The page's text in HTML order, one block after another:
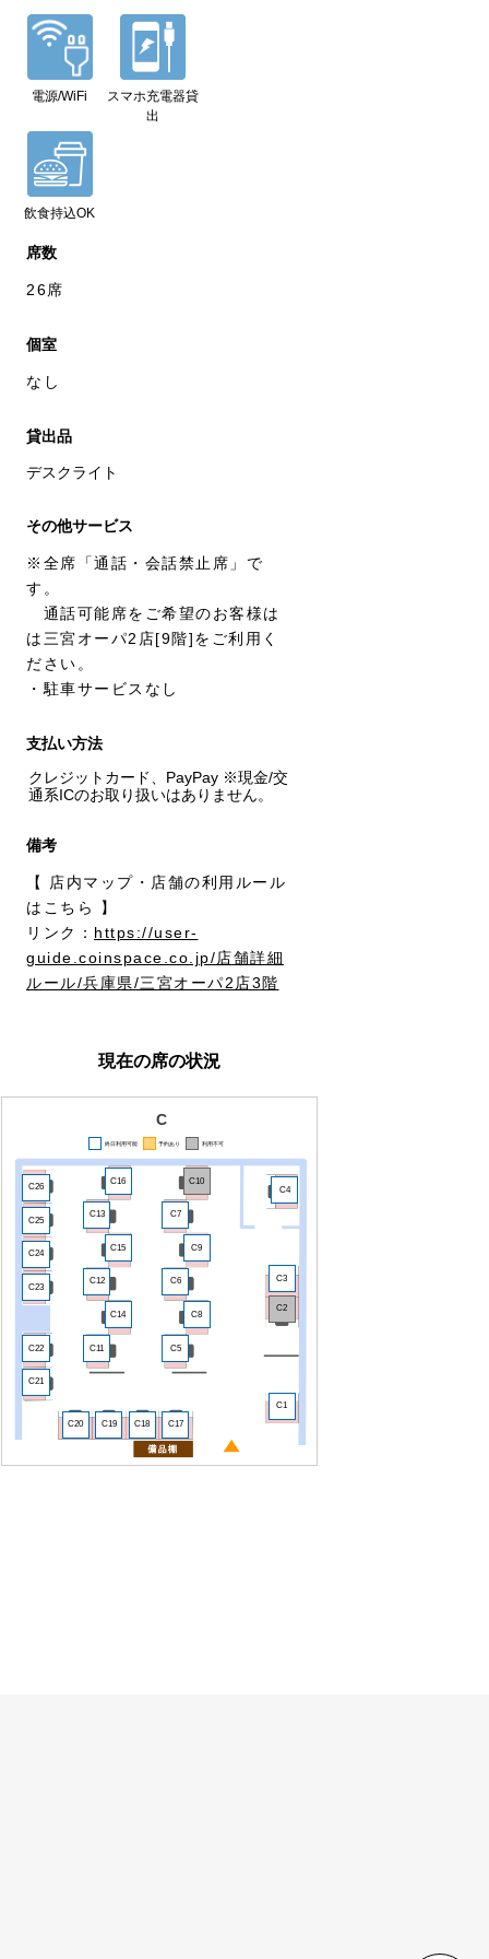
電源/WiFi
スマホ充電器貸
出
飲食持込OK
席数
26席
個室
なし
貸出品
デスクライト
その他サービス
※全席「通話・会話禁止席」で
す。
通話可能席をご希望のお客様は
は三宮オーパ2店[9階]をご利用く
ださい。
・駐車サービスなし
支払い方法
クレジットカード、PayPay ※現金/交
通系ICのお取り扱いはありません。
備考
【 店内マップ・店舗の利用ルール
はこちら 】
リンク： https://user-
guide.coinspace.co.jp/店舗詳細
ルール/兵庫県/三宮オーパ2店3階
現在の席の状況
C
終日利用可能 予約あり 利用不可
C1
C2
C3
C4
C5
C6
C7
C8
C9
C10
C11
C12
C13
C14
C15
C16
C17
C18
C19
C20
C21
C22
C23
C24
C25
C26